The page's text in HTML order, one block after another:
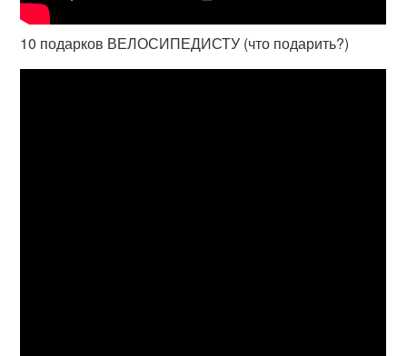
10 подарков ВЕЛОСИПЕДИСТУ (что подарить?)